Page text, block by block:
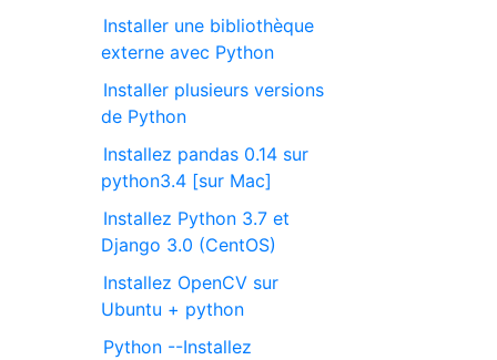
Installer une bibliothèque
externe avec Python
Installer plusieurs versions
de Python
Installez pandas 0.14 sur
python3.4 [sur Mac]
Installez Python 3.7 et
Django 3.0 (CentOS)
Installez OpenCV sur
Ubuntu + python
Python --Installez